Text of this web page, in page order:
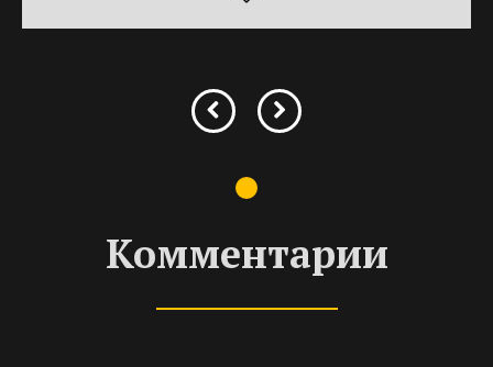
Комментарии